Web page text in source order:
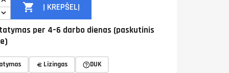
 Į KREPŠELĮ
per 4–6 darbo dienas (paskutinis
Lizingas DUK